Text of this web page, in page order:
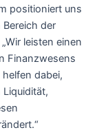
positioniert uns
der
leisten einen
Finanzwesens
dabei,